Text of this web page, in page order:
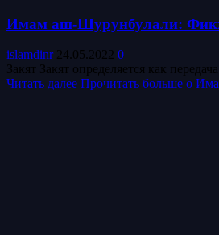
Имам аш-Шурунбулали: Фикх
islamdinr 24.05.2022 0
Закят Закят определяется как
Читать далее Прочитать больше о